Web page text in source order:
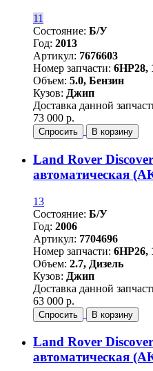
11
Состояние: Б/У
Год: 2013
Артикул: 7676603
Номер запчасти: 6HP28,
Объем: 5.0, Бензин
Кузов: Джип
Доставка данной
73 000 р.
Спросить В корзину
Land Rover
автоматическая
13
Состояние: Б/У
Год: 2006
Артикул: 7704696
Номер запчасти: 6HP26,
Объем: 2.7, Дизель
Кузов: Джип
Доставка данной
63 000 р.
Спросить В корзину
Land Rover
автоматическая